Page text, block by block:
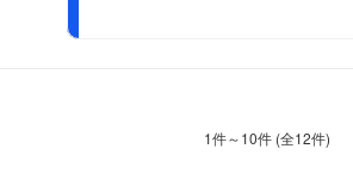
1件～10件 (全12件)